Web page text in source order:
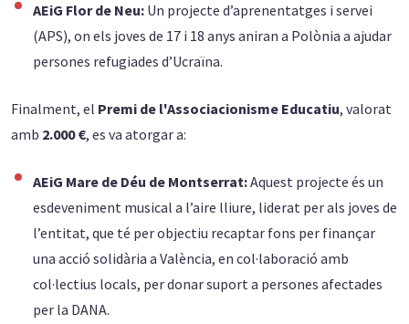
AEiG Flor de Neu: Un projecte d’aprenentatges i servei
(APS), on els joves de 17 i 18 anys aniran a Polònia a ajudar
persones refugiades d’Ucraïna.
Finalment, el Premi de l'Associacionisme Educatiu, valorat
amb 2.000 €, es va atorgar a:
AEiG Mare de Déu de Montserrat:Aquest projecte és un
esdeveniment musical a l’aire lliure, liderat per als joves de
l’entitat, que té per objectiu recaptar fons per finançar
una acció solidària a València, en col·laboració amb
col·lectius locals, per donar suport a persones afectades
per la DANA.